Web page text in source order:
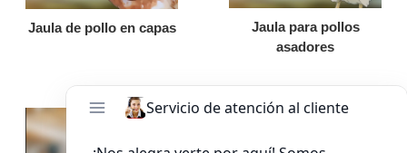
Jaula de pollo en capas
Jaula para pollos
asadores